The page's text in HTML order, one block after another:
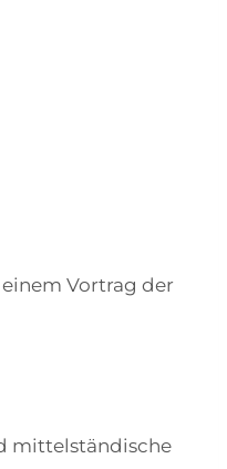
Vortrag der
mittelständische